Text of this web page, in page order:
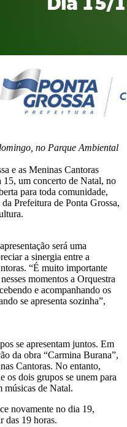
no Parque Ambiental
e as Meninas Cantoras
um concerto de Natal, no
para toda comunidade,
Prefeitura de Ponta Grossa,
será uma
a sinergia entre a
“É muito importante
momentos a Orquestra
e acompanhando os
se apresenta sozinha”,
se apresentam juntos. Em
da obra “Carmina Burana”,
Cantoras. No entanto,
os dois grupos se unem para
músicas de Natal.
novamente no dia 19,
das 19 horas.